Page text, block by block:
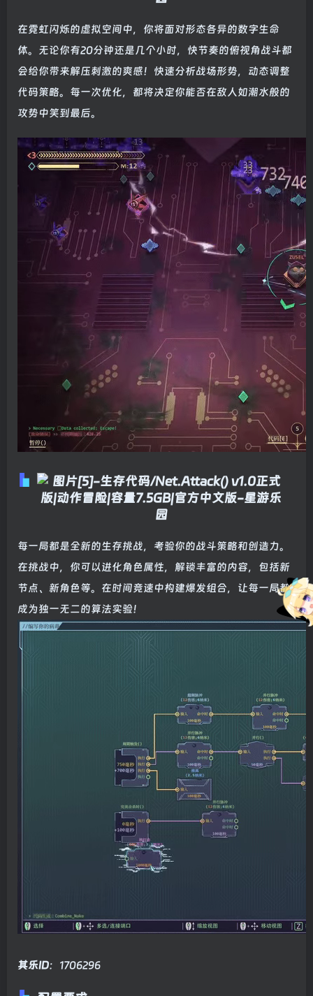
在霓虹闪烁的虚拟空间中，你将面对形态各异的数字生命
体。无论你有20分钟还是几个小时，快节奏的俯视角战斗都
会给你带来解压刺激的爽感！快速分析战场形势，动态调整
代码策略。每一次优化，都将决定你能否在敌人如潮水般的
攻势中笑到最后。
每一局都是全新的生存挑战，考验你的战斗策略和创造力。
在挑战中，你可以进化角色属性，解锁丰富的内容，包括新
节点、新角色等。在时间竞速中构建爆发组合，让每一局都
成为独一无二的算法实验！
其乐ID：1706296